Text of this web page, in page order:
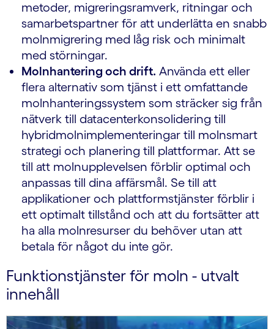
metoder, migreringsramverk, ritningar och
samarbetspartner för att underlätta en snabb
molnmigrering med låg risk och minimalt
med störningar.
Molnhantering och drift. Använda ett eller
flera alternativ som tjänst i ett omfattande
molnhanteringssystem som sträcker sig från
nätverk till datacenterkonsolidering till
hybridmolnimplementeringar till molnsmart
strategi och planering till plattformar. Att se
till att molnupplevelsen förblir optimal och
anpassas till dina affärsmål. Se till att
applikationer och plattformstjänster förblir i
ett optimalt tillstånd och att du fortsätter att
ha alla molnresurser du behöver utan att
betala för något du inte gör.
Funktionstjänster för moln - utvalt
innehåll